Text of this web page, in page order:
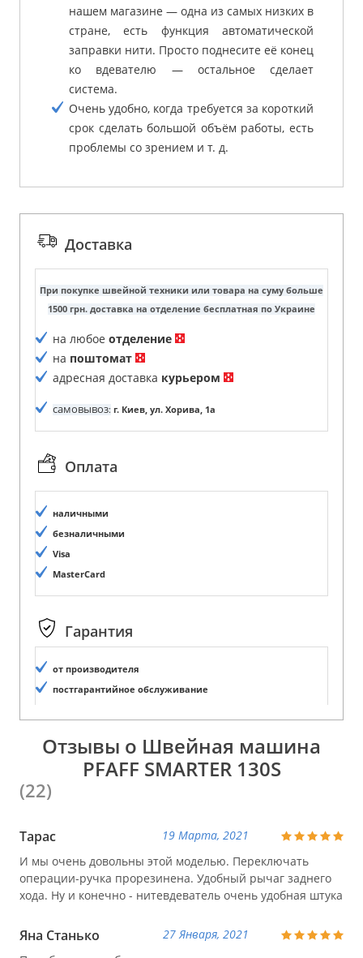
нашем магазине — одна из самых низких в
стране, есть функция автоматической
заправки нити. Просто поднесите её конец
ко вдевателю — остальное сделает
система.
Очень удобно, когда требуется за короткий
срок сделать большой объём работы, есть
проблемы со зрением и т. д.
Доставка
При покупке швейной техники или товара на суму больше
1500 грн. доставка на отделение бесплатная по Украине
на любое отделение
на поштомат
адресная доставка курьером
самовывоз: г. Киев, ул. Хорива, 1а
Оплата
наличными
безналичными
Visa
MasterCard
Гарантия
от производителя
постгарантийное обслуживание
Отзывы о Швейная машина
PFAFF SMARTER 130S
(22)
Тарас
19 Марта, 2021
И мы очень довольны этой моделью. Переключать
операции-ручка прорезинена. Удобный рычаг заднего
хода. Ну и конечно - нитевдеватель очень удобная штука
Яна Станько
27 Января, 2021